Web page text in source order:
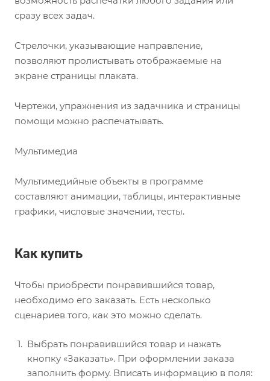
сразу всех задач.
Стрелочки, указывающие направление,
позволяют пролистывать отображаемые на
экране страницы плаката.
Чертежи, упражнения из задачника и страницы
помощи можно распечатывать.
Мультимедиа
Мультимедийные объекты в программе
составляют анимации, таблицы, интерактивные
графики, числовые значении, тесты.
Как купить
Чтобы приобрести понравившийся товар,
необходимо его заказать. Есть несколько
сценариев того, как это можно сделать.
Выбрать понравившийся товар и нажать
кнопку «Заказать». При оформлении заказа
заполнить форму. Вписать информацию в поля: